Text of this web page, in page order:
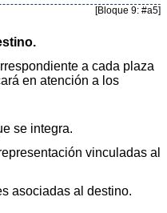
[Bloque 9: #a5]
a cada plaza
en atención a los
se integra.
vinculadas al
asociadas al destino.